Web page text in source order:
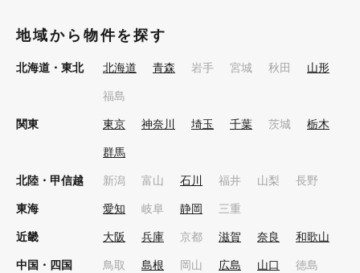
地域から物件を探す
北海道・東北 北海道 青森 岩手 宮城 秋田 山形
福島
関東 東京 神奈川 埼玉 千葉 茨城 栃木
群馬
北陸・甲信越 新潟 富山 石川 福井 山梨 長野
東海 愛知 岐阜 静岡 三重
近畿 大阪 兵庫 京都 滋賀 奈良 和歌山
中国・四国 鳥取 島根 岡山 広島 山口 徳島